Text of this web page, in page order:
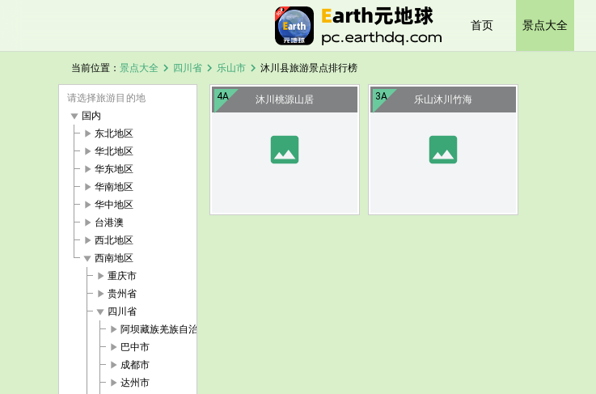
首页 景点大全
当前位置： 景点大全 chevron_right 四川省 chevron_right 乐山市 chevron_right 沐川县旅游景点排行榜
请选择旅游目的地
play_arrow 国内
play_arrow 东北地区
play_arrow 华北地区
play_arrow 华东地区
play_arrow 华南地区
play_arrow 华中地区
play_arrow 台港澳
play_arrow 西北地区
play_arrow 西南地区
play_arrow 重庆市
play_arrow 贵州省
play_arrow 四川省
play_arrow 阿坝藏族羌族自治州
play_arrow 巴中市
play_arrow 成都市
play_arrow 达州市
4A
image
沐川桃源山居 3A
image
乐山沐川竹海